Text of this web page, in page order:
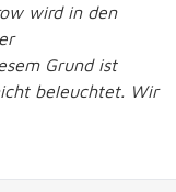
wird in den
Grund ist
beleuchtet. Wir